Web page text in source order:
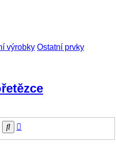
výrobky Ostatní prvky
Hledat